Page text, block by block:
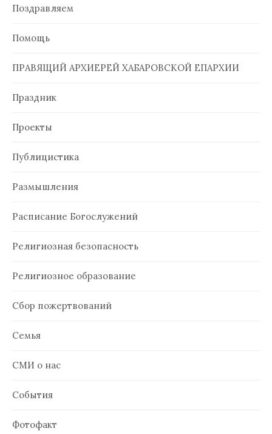
Поздравляем
Помощь
ПРАВЯЩИЙ АРХИЕРЕЙ ХАБАРОВСКОЙ ЕПАРХИИ
Праздник
Проекты
Публицистика
Размышления
Расписание Богослужений
Религиозная безопасность
Религиозное образование
Сбор пожертвований
Семья
СМИ о нас
События
Фотофакт